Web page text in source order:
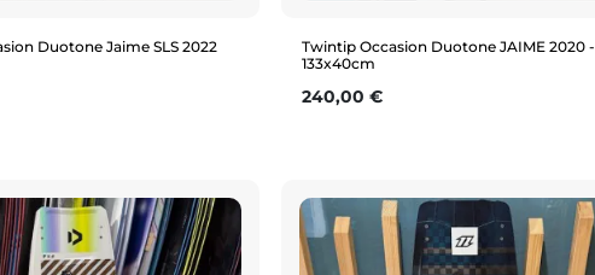
Duotone Jaime SLS 2022
Twintip Occasion Duotone JAIME 2020 -
133x40cm
Prix
240,00 €